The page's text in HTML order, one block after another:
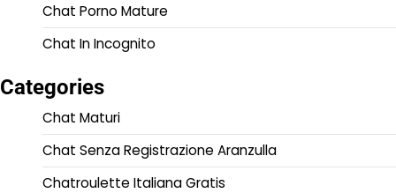
Chat Porno Mature
Chat In Incognito
Categories
Chat Maturi
Chat Senza Registrazione Aranzulla
Chatroulette Italiana Gratis